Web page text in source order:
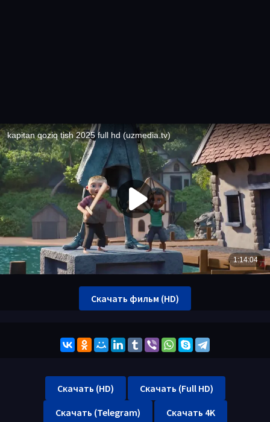
Скачать фильм (HD)
Скачать (HD)
Скачать (Full HD)
Скачать (Telegram)
Скачать 4K